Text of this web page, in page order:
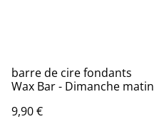
barre de cire fondants
Wax Bar - Dimanche matin
9,90 €